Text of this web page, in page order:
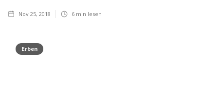
Nov 25, 2018 6 min lesen
Erben